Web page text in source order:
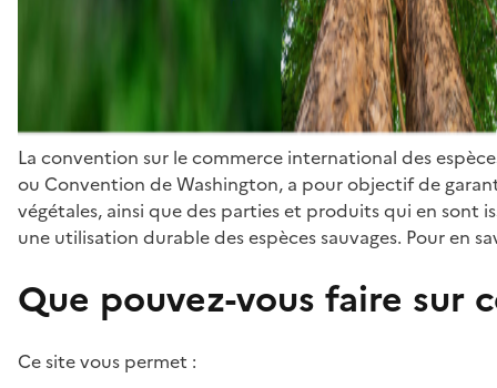
La convention sur le commerce international des
ou Convention de Washington, a pour objectif de
végétales, ainsi que des parties et produits qui en sont
une utilisation durable des espèces sauvages. Pour en
Que pouvez-vous faire sur
Ce site vous permet :